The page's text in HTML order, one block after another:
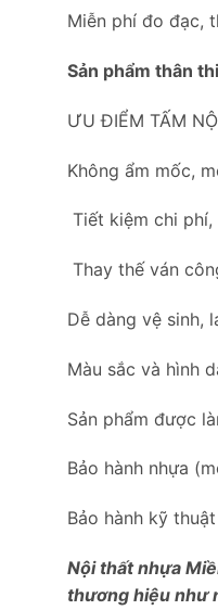
Miễn phí đo đạc,
Sản phẩm thân
ƯU ĐIỂM TẤM
Không ẩm mốc,
Tiết kiệm chi phí,
Thay thế ván
Dễ dàng vệ sinh,
Màu sắc và hình
Sản phẩm được
Bảo hành nhựa
Bảo hành kỹ
Nội thất nhựa
thương hiệu như